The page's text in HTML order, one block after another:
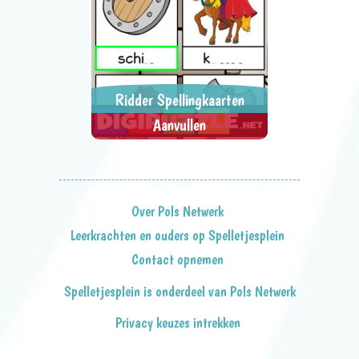
Ridder Spellingkaarten
Aanvullen
Over Pols Netwerk
Leerkrachten en ouders op Spelletjesplein
Contact opnemen
Spelletjesplein is onderdeel van Pols Netwerk
Privacy keuzes intrekken